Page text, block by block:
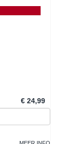
€ 24,99
MEER INFO